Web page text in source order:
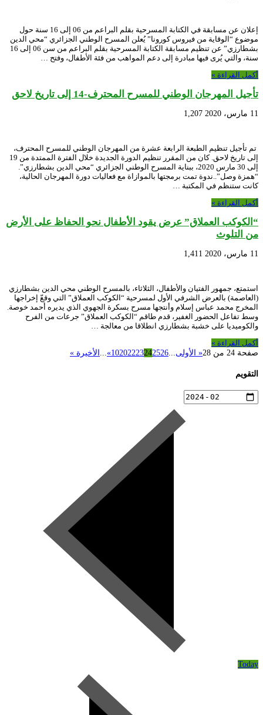
إعلان عن مسابقة في الكتابة المسرحية بقلم البراعم من 06 إلى 16 سنة حول
موضوع “الوقاية من فيروس كورونا” يُعلن المسرح الوطني الجزائري “محي الدين
بشطارزي” عن تنظيم مسابقة الكتابة المسرحية بقلم البراعم من سن 06 إلى 16
سنة، والتي يُرى فيها مبادرة إلى دعم المواهب من فئة الأطفال، وفتح …
أكمل القراءة »
تأجيل المهرجان الوطني للمسرح المحترف-14 إلى تاريخ لاحق
11 مارس، 2020 1,207
تم تأجيل تنظيم الطبعة الرابعة عشرة من المهرجان الوطني للمسرح المحترف،
إلى تاريخ لاحق. كان من المقرر تنظيم الدورة الجديدة خلال الفترة الممتدة من 19
إلى 30 مارس 2020، ببناية المسرح الوطني الجزائري “محي الدين بشطارزي”.
“همزة وصل”..ندوة تمت برمجتها بالموازاة مع فعاليات دورة المهرجان الحالية،
كانت ستنظم في المكتبة …
أكمل القراءة »
“الكوكب العملاق” عرض يقود الأطفال نحو الحفاظ على الأرض
من التلوث
11 مارس، 2020 1,411
استمتع، جمهور الفتيان والأطفال، الثلاثاء، بالمسرح الوطني محي الدين بشطارزي
(العاصمة) بالعرض الشرفي الأول لمسرحية “الكوكب العملاق” التي وقعّ إخراجها
المخرج محمد عباس إسلام وأنتجها مسرح بسكرة الجهوي الذي يديره أحمد خوصة.
وسط تفاعل الحضور الغفير، قدم طاقم “الكوكب العملاق” جرعات من الفرح
والكوميديا على خشبة بشطارزي انطلاقا من معالجة …
أكمل القراءة »
صفحة 24 من 28
« الأولى...
10202223242526
»
... الأخيرة »
التقويم
Today